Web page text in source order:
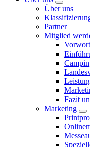
Über uns
Partner
Mitglied
Vorwort
Fazit
Marketing